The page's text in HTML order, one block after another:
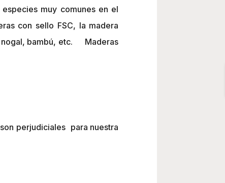
muy comunes en el
con sello FSC, la madera
nogal, bambú, etc. Maderas
perjudiciales para nuestra